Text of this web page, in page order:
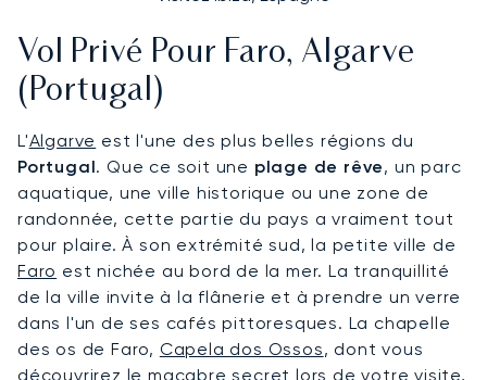
Vol Privé Pour Faro, Algarve
(Portugal)
L'Algarve est l'une des plus belles régions du
Portugal. Que ce soit une plage de rêve, un parc
aquatique, une ville historique ou une zone de
randonnée, cette partie du pays a vraiment tout
pour plaire. À son extrémité sud, la petite ville de
Faro est nichée au bord de la mer. La tranquillité
de la ville invite à la flânerie et à prendre un verre
dans l'un de ses cafés pittoresques. La chapelle
des os de Faro, Capela dos Ossos, dont vous
découvrirez le macabre secret lors de votre visite,